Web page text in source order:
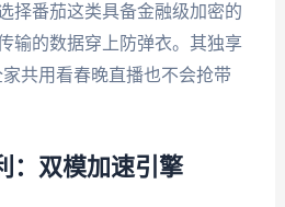
择番茄这类具备金融级加密的
输的数据穿上防弹衣。其独享
共用看春晚直播也不会抢带
：双模加速引擎